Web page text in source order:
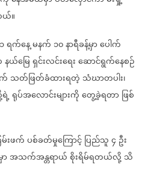
။
ရက်နေ့မနက် ၁၀နာရီခန့်မှာပေါက်
နယ်မြေရှင်းလင်းရေးဆောင်ရွက်နေစဉ်
သတ်ဖြတ်ခံထားရတဲ့ သံဃာတပါး၊
ရုပ်အလောင်းများကိုတွေ့ခဲ့ရတာဖြစ်
းဖက်ပစ်ခတ်မှုကြောင့်ပြည်သူ၄ ဦး
အသက်အန္တရာယ်စိုးရိမ်ရတယ်လို့သိ